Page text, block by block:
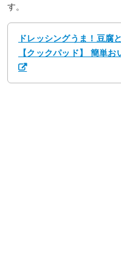
す。
ドレッシングうま！豆
【クックパッド】 簡単